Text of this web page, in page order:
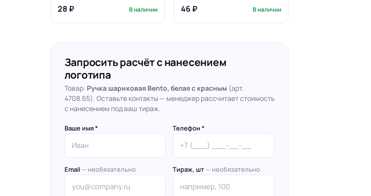
28 ₽ В наличии 46 ₽ В наличии
Запросить расчёт с нанесением
логотипа
Товар: Ручка шариковая Bento, белая с красным (арт.
4708.65). Оставьте контакты — менеджер рассчитает стоимость
с нанесением под ваш тираж.
Ваше имя * Телефон *
Email — необязательно Тираж, шт — необязательно